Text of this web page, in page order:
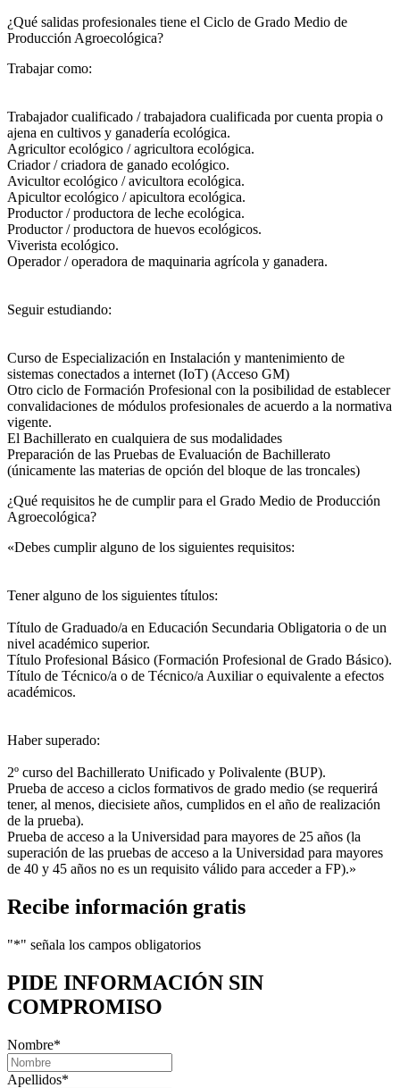
¿Qué salidas profesionales tiene el Ciclo de Grado Medio de
Producción Agroecológica?​
Trabajar como:
Trabajador cualificado / trabajadora cualificada por cuenta propia o
ajena en cultivos y ganadería ecológica.
Agricultor ecológico / agricultora ecológica.
Criador / criadora de ganado ecológico.
Avicultor ecológico / avicultora ecológica.
Apicultor ecológico / apicultora ecológica.
Productor / productora de leche ecológica.
Productor / productora de huevos ecológicos.
Viverista ecológico.
Operador / operadora de maquinaria agrícola y ganadera.
Seguir estudiando:
Curso de Especialización en Instalación y mantenimiento de
sistemas conectados a internet (IoT) (Acceso GM)
Otro ciclo de Formación Profesional con la posibilidad de establecer
convalidaciones de módulos profesionales de acuerdo a la normativa
vigente.
El Bachillerato en cualquiera de sus modalidades
Preparación de las Pruebas de Evaluación de Bachillerato
(únicamente las materias de opción del bloque de las troncales)
¿Qué requisitos he de cumplir para el Grado Medio de Producción
Agroecológica?
«Debes cumplir alguno de los siguientes requisitos:
Tener alguno de los siguientes títulos:
Título de Graduado/a en Educación Secundaria Obligatoria o de un
nivel académico superior.
Título Profesional Básico (Formación Profesional de Grado Básico).
Título de Técnico/a o de Técnico/a Auxiliar o equivalente a efectos
académicos.
Haber superado:
2º curso del Bachillerato Unificado y Polivalente (BUP).
Prueba de acceso a ciclos formativos de grado medio (se requerirá
tener, al menos, diecisiete años, cumplidos en el año de realización
de la prueba).
Prueba de acceso a la Universidad para mayores de 25 años (la
superación de las pruebas de acceso a la Universidad para mayores
de 40 y 45 años no es un requisito válido para acceder a FP).»
Recibe información gratis
"*" señala los campos obligatorios
PIDE INFORMACIÓN SIN
COMPROMISO
Nombre*
Apellidos*